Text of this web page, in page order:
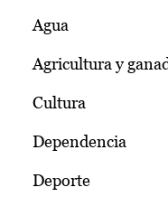
Agua
Agricultura y
Cultura
Dependencia
Deporte